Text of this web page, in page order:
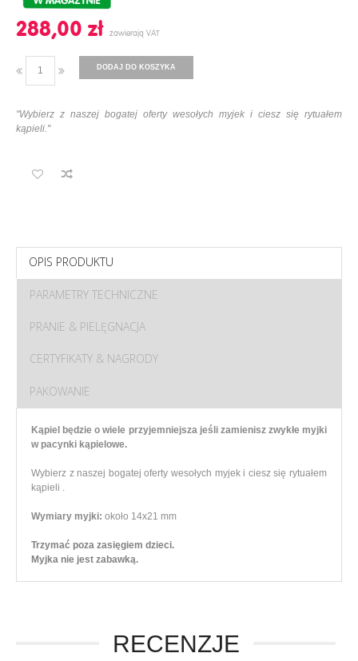
288,00 ‎zł
DODAJ DO KOSZYKA
"Wybierz z naszej bogatej oferty wesołych myjek i ciesz się rytuałem
kąpieli."
OPIS PRODUKTU
PARAMETRY TECHNICZNE
PRANIE & PIELĘGNACJA
CERTYFIKATY & NAGRODY
PAKOWANIE
Kąpiel będzie o wiele przyjemniejsza jeśli zamienisz zwykłe myjki
w pacynki kąpielowe.
Wybierz z naszej bogatej oferty wesołych myjek i ciesz się rytuałem
kąpieli .
Wymiary myjki: około 14x21 mm
Trzymać poza zasięgiem dzieci.
Myjka nie jest zabawką.
RECENZJE